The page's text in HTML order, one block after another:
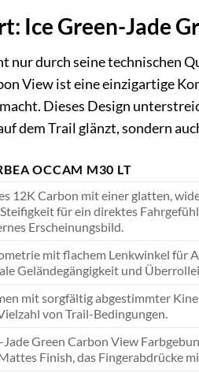
Ice Green-Jade
nur durch seine technischen
View ist eine einzigartige
Dieses Design
dem Trail glänzt, sondern
OCCAM M30 LT
12K Carbon mit einer glatten,
für ein direktes
Erscheinungsbild.
mit flachem Lenkwinkel für
Geländegängigkeit und
mit sorgfältig abgestimmter
von Trail-Bedingungen.
Jade Green Carbon View
Finish, das Fingerabdrücke